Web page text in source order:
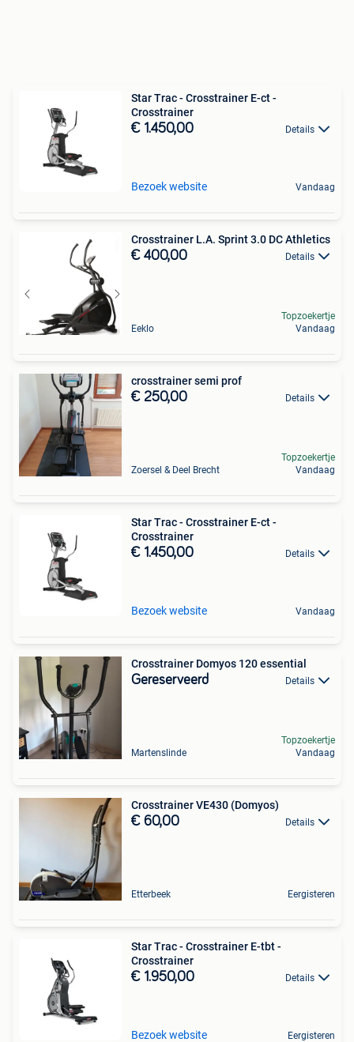
Star Trac - Crosstrainer E-ct -
Crosstrainer
€ 1.450,00 Details
Bezoek website Vandaag
Crosstrainer L.A. Sprint 3.0 DC Athletics
€ 400,00 Details
Eeklo
Topzoekertje
Vandaag
crosstrainer semi prof
€ 250,00 Details
Zoersel & Deel Brecht
Topzoekertje
Vandaag
Star Trac - Crosstrainer E-ct -
Crosstrainer
€ 1.450,00 Details
Bezoek website Vandaag
Crosstrainer Domyos 120 essential
Gereserveerd Details
Martenslinde
Topzoekertje
Vandaag
Crosstrainer VE430 (Domyos)
€ 60,00 Details
Etterbeek Eergisteren
Star Trac - Crosstrainer E-tbt -
Crosstrainer
€ 1.950,00 Details
Bezoek website Eergisteren